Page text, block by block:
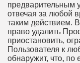
предварительным
отвечая за любой
таким действием.
право удалить
приостановить,
Пользователя к
обнаружит, что, по